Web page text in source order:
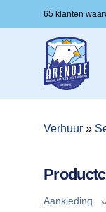
naar
65 klanten
Verhuur »
Aankleding